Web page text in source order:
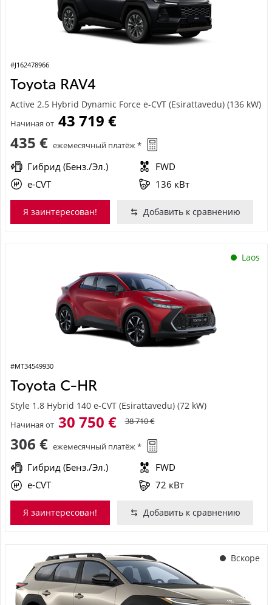
#J162478966
Toyota RAV4
Active 2.5 Hybrid Dynamic Force e-CVT (Esirattavedu) (136 kW)
Начиная от 43 719 €
435 € ежемесячный платёж *
Гибрид (Бенз./Эл.)
FWD
e-CVT
136 кВт
Я заинтересован! Добавить к сравнению
Laos
#MT34549930
Toyota C-HR
Style 1.8 Hybrid 140 e-CVT (Esirattavedu) (72 kW)
Начиная от 30 750 € 38 710 €
306 € ежемесячный платёж *
Гибрид (Бенз./Эл.)
FWD
e-CVT
72 кВт
Я заинтересован! Добавить к сравнению
Вскоре